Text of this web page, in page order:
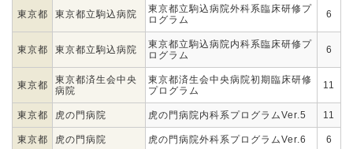
東京都 東京都立駒込病院
東京都立駒込病院外科系臨床研修プ
ログラム
6
東京都 東京都立駒込病院
東京都立駒込病院内科系臨床研修プ
ログラム
6
東京都
東京都済生会中央
病院
東京都済生会中央病院初期臨床研修
プログラム
11
東京都 虎の門病院 虎の門病院内科系プログラムVer.5 11
東京都 虎の門病院 虎の門病院外科系プログラムVer.6 6